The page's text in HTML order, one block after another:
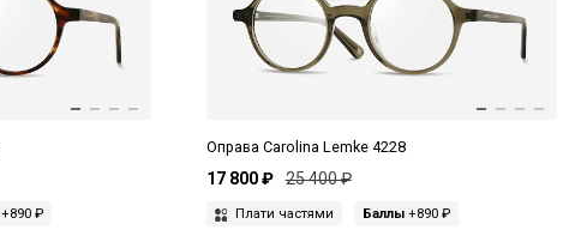
+890 ₽
Оправа Carolina Lemke 4228
17 800 ₽ 25 400 ₽
Плати частями Баллы+890 ₽